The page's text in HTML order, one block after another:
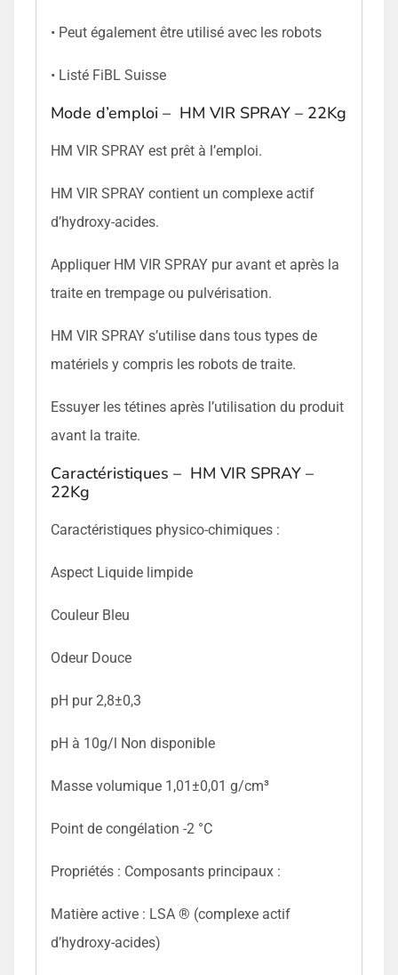
• Peut également être utilisé avec les robots
• Listé FiBL Suisse
Mode d’emploi – HM VIR SPRAY – 22Kg
HM VIR SPRAY est prêt à l’emploi.
HM VIR SPRAY contient un complexe actif
d’hydroxy-acides.
Appliquer HM VIR SPRAY pur avant et après la
traite en trempage ou pulvérisation.
HM VIR SPRAY s’utilise dans tous types de
matériels y compris les robots de traite.
Essuyer les tétines après l’utilisation du produit
avant la traite.
Caractéristiques – HM VIR SPRAY –
22Kg
Caractéristiques physico-chimiques :
Aspect Liquide limpide
Couleur Bleu
Odeur Douce
pH pur 2,8±0,3
pH à 10g/l Non disponible
Masse volumique 1,01±0,01 g/cm³
Point de congélation -2 °C
Propriétés : Composants principaux :
Matière active : LSA ® (complexe actif
d’hydroxy-acides)